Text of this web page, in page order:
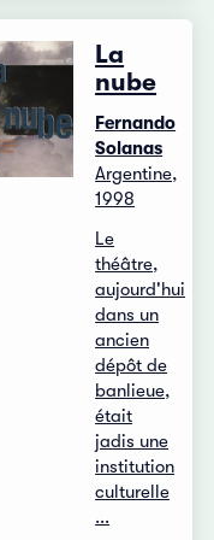
La
nube
Fernando
Solanas
Argentine,
1998
Le
théâtre,
aujourd'hui
dans un
ancien
dépôt de
banlieue,
était
jadis une
institution
culturelle
...